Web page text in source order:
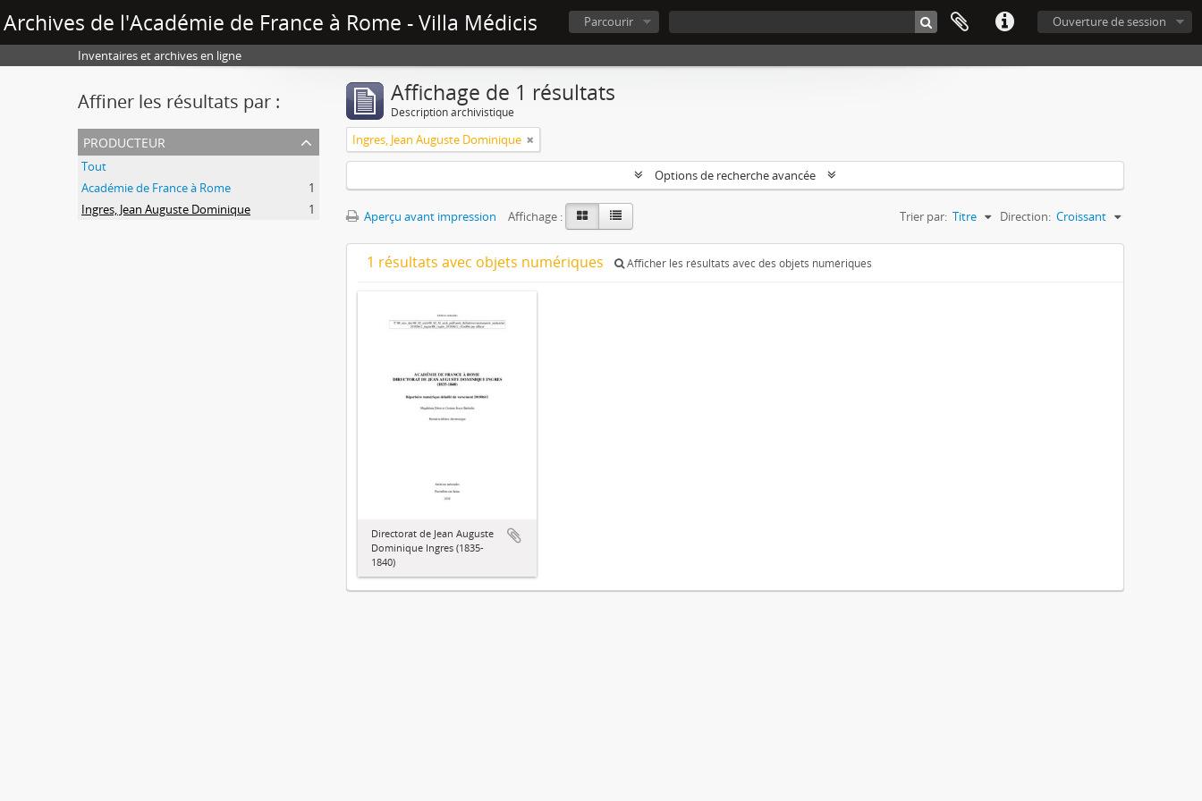
Archives de l'Académie de France à Rome - Villa Médicis Parcourir Ouverture de session
Inventaires et archives en ligne
Affiner les résultats par :
producteur
Tout
Académie de France à Rome
1
Ingres, Jean Auguste Dominique
1
Affichage de 1 résultats
Description archivistique
Ingres, Jean Auguste Dominique
Options de recherche avancée
Aperçu avant impression Affichage : Trier par: Titre Direction: Croissant
1 résultats avec objets numériques Afficher les résultats avec des objets numériques
Directorat de Jean Auguste
Dominique Ingres (1835-
1840)